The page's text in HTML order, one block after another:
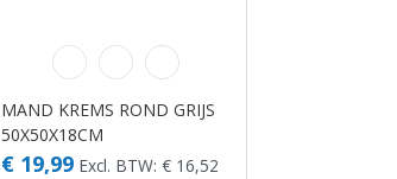
MAND KREMS ROND GRIJS
50X50X18CM
€ 19,99 Excl. BTW: € 16,52